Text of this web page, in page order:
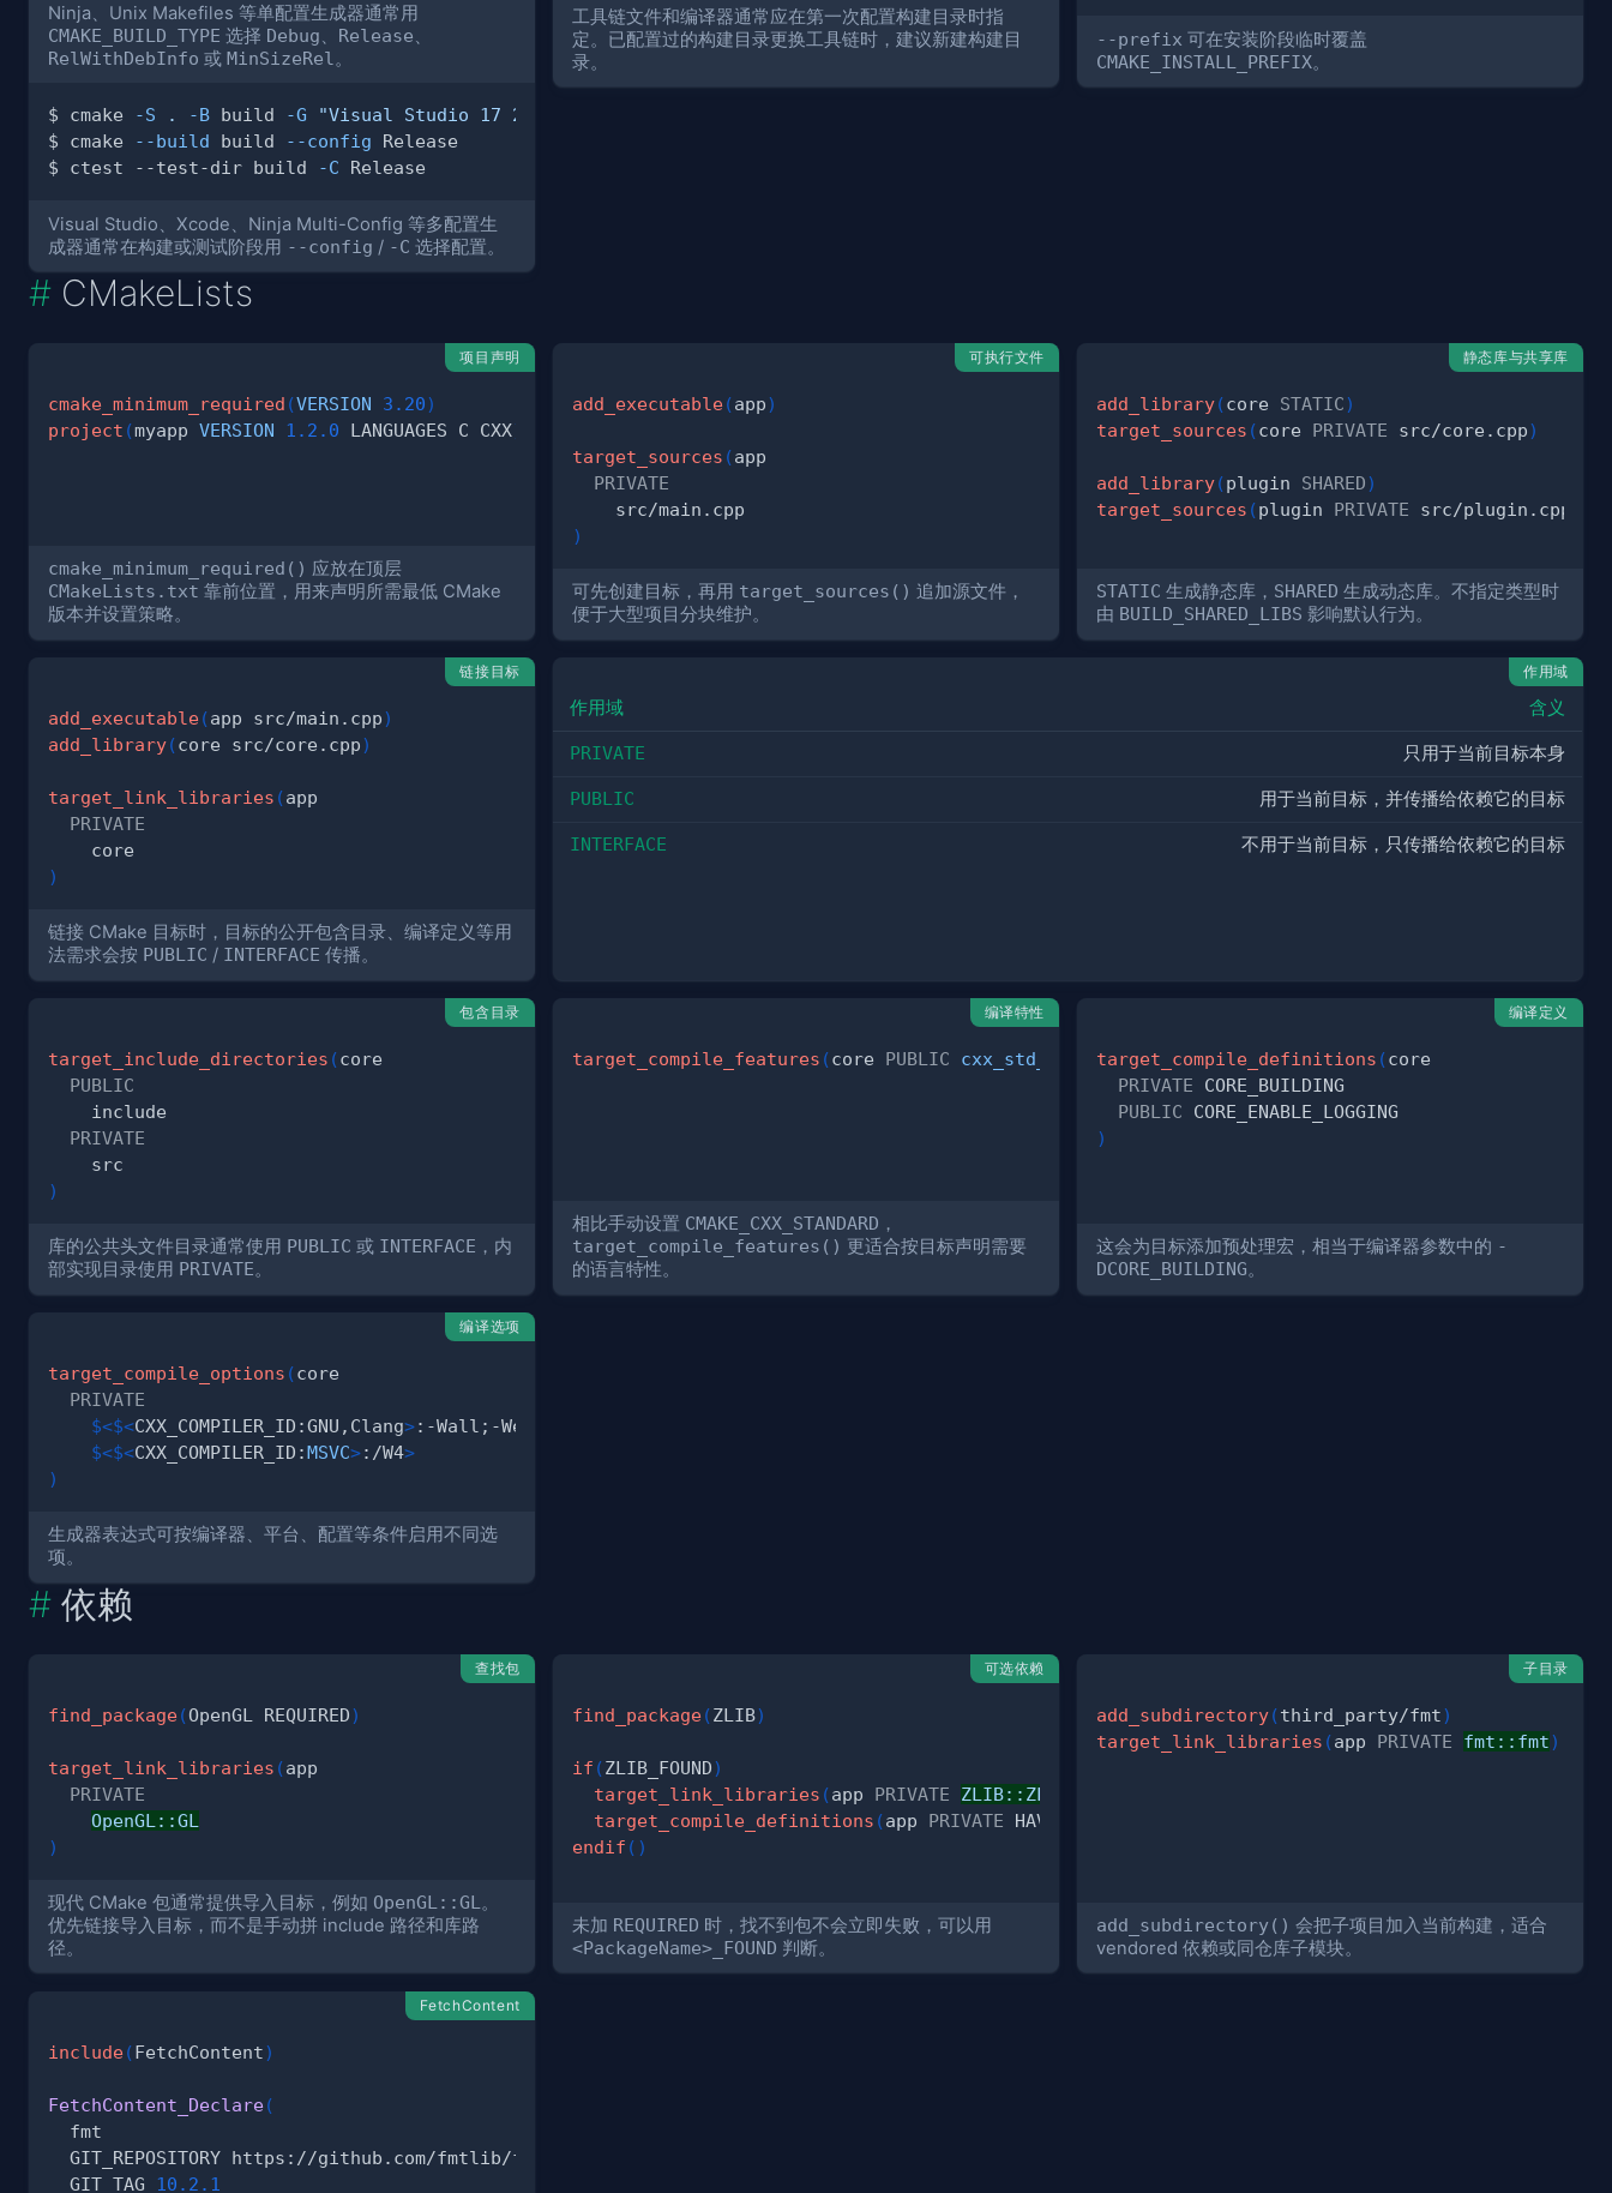
Ninja、Unix Makefiles 等单配置生成器通常用
CMAKE_BUILD_TYPE 选择 Debug、 Release、
RelWithDebInfo 或 MinSizeRel 。
$ cmake -S . -B build -G
"Visual Studio 17 2022"
$ cmake
--build build --config
$ ctest --test-dir build
-C
Visual Studio、Xcode、Ninja Multi-Config 等多配置生
成器通常在构建或测试阶段用 --config / -C 选择配置。
工具链文件和编译器通常应在第一次配置构建目录时指
定。已配置过的构建目录更换工具链时，建议新建构建目
录。
--prefix 可在安装阶段临时覆盖
CMAKE_INSTALL_PREFIX。
CMakeLists
项目声明
cmake_minimum_required (VERSION 3.20)
project (myapp VERSION 1.2.0 LANGUAGES C CXX)
cmake_minimum_required() 应放在顶层
CMakeLists.txt 靠前位置，用来声明所需最低 CMake
版本并设置策略。
可执行文件
add_executable(app)
target_sources (
PRIVATE
)
可先创建目标，再用 target_sources() 追加源文件，
便于大型项目分块维护。
静态库与共享库
add_library(core STATIC)
target_sources (core PRIVATE src/core.cpp)
add_library(plugin SHARED)
target_sources (plugin PRIVATE src/plugin.cpp
STATIC 生成静态库， SHARED 生成动态库。不指定类型时
由 BUILD_SHARED_LIBS 影响默认行为。
链接目标
add_executable(app src/main.cpp)
add_library(core src/core.cpp)
target_link_libraries (
PRIVATE
)
链接 CMake 目标时，目标的公开包含目录、编译定义等用
法需求会按 PUBLIC / INTERFACE 传播。
作用域
作用域 含义
PRIVATE 只用于当前目标本身
PUBLIC 用于当前目标，并传播给依赖它的目标
INTERFACE 不用于当前目标，只传播给依赖它的目标
包含目录
target_include_directories (
PUBLIC
PRIVATE
)
库的公共头文件目录通常使用 PUBLIC 或 INTERFACE ，内
部实现目录使用 PRIVATE。
编译特性
target_compile_features (core PUBLIC cxx_std_20
相比手动设置 CMAKE_CXX_STANDARD ，
target_compile_features() 更适合按目标声明需要
的语言特性。
编译定义
target_compile_definitions (
PRIVATE
PUBLIC
)
这会为目标添加预处理宏，相当于编译器参数中的 -
DCORE_BUILDING。
编译选项
target_compile_options (
PRIVATE
$<$<CXX_COMPILER_ID:GNU,Clang>:-Wall;-Wextra
$<$<CXX_COMPILER_ID:MSVC>:/W4>
)
生成器表达式可按编译器、平台、配置等条件启用不同选
项。
依赖
查找包
find_package(OpenGL REQUIRED)
target_link_libraries (
PRIVATE
OpenGL::GL
)
现代 CMake 包通常提供导入目标，例如 OpenGL::GL 。
优先链接导入目标，而不是手动拼 include 路径和库路
径。
可选依赖
find_package(ZLIB)
if (ZLIB_FOUND)
target_link_libraries (app PRIVATE ZLIB::ZLIB
target_compile_definitions (app PRIVATE HAVE_ZLIB
endif ( )
未加 REQUIRED 时，找不到包不会立即失败，可以用
<PackageName>_FOUND 判断。
子目录
add_subdirectory(third_party/fmt)
target_link_libraries (app PRIVATE fmt::fmt)
add_subdirectory() 会把子项目加入当前构建，适合
vendored 依赖或同仓库子模块。
FetchContent
include(FetchContent)
FetchContent_Declare(
  GIT_TAG
10.2.1